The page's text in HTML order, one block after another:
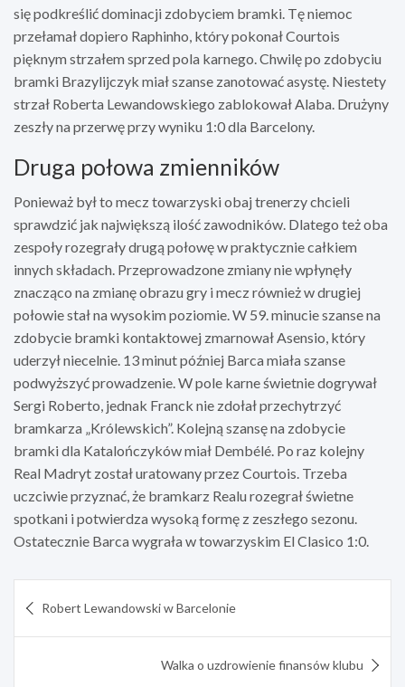
się podkreślić dominacji zdobyciem bramki. Tę niemoc
przełamał dopiero Raphinho, który pokonał Courtois
pięknym strzałem sprzed pola karnego. Chwilę po zdobyciu
bramki Brazylijczyk miał szanse zanotować asystę. Niestety
strzał Roberta Lewandowskiego zablokował Alaba. Drużyny
zeszły na przerwę przy wyniku 1:0 dla Barcelony.
Druga połowa zmienników
Ponieważ był to mecz towarzyski obaj trenerzy chcieli
sprawdzić jak największą ilość zawodników. Dlatego też oba
zespoły rozegrały drugą połowę w praktycznie całkiem
innych składach. Przeprowadzone zmiany nie wpłynęły
znacząco na zmianę obrazu gry i mecz również w drugiej
połowie stał na wysokim poziomie. W 59. minucie szanse na
zdobycie bramki kontaktowej zmarnował Asensio, który
uderzył niecelnie. 13 minut później Barca miała szanse
podwyższyć prowadzenie. W pole karne świetnie dogrywał
Sergi Roberto, jednak Franck nie zdołał przechytrzyć
bramkarza „Królewskich”. Kolejną szansę na zdobycie
bramki dla Katalończyków miał Dembélé. Po raz kolejny
Real Madryt został uratowany przez Courtois. Trzeba
uczciwie przyznać, że bramkarz Realu rozegrał świetne
spotkani i potwierdza wysoką formę z zeszłego sezonu.
Ostatecznie Barca wygrała w towarzyskim El Clasico 1:0.
wpisu
Robert Lewandowski w Barcelonie
Walka o uzdrowienie finansów klubu